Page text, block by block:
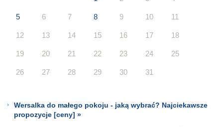
5 6 7 8 9 10 11
12 13 14 15 16 17 18
19 20 21 22 23 24 25
26 27 28 29 30 31
Wersalka do małego pokoju - jaką wybrać? Najciekawsze
propozycje [ceny] »